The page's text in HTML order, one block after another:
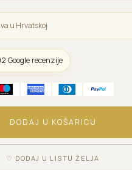
u Hrvatskoj
Google recenzije
DODAJ U KOŠARICU
♡ DODAJ U LISTU ŽELJA